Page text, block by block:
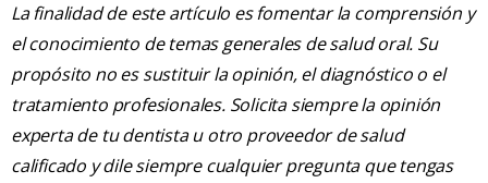
La finalidad de este artículo es fomentar la comprensión y
el conocimiento de temas generales de salud oral. Su
propósito no es sustituir la opinión, el diagnóstico o el
tratamiento profesionales. Solicita siempre la opinión
experta de tu dentista u otro proveedor de salud
calificado y dile siempre cualquier pregunta que tengas